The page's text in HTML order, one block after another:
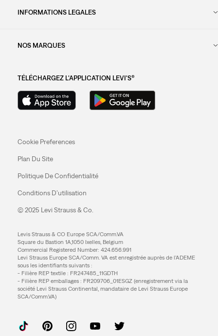
INFORMATIONS LEGALES
NOS MARQUES
TÉLÉCHARGEZ L'APPLICATION LEVI'S®
Cookie Preferences
Plan Du Site
Politique De Confidentialité
Conditions D’utilisation
© 2025 Levi Strauss & Co.
Levis Strauss & CO Europe SCA/Comm.VA
Square du Bastion 1A,1050 Ixelles, Belgium
Commercial Registered Number: 424.656.991
Levi Strauss Europe SCA/Comm. VA est enregistrée auprès de l’ADEME
sous les identifiants suivants :
- Filière REP textile : FR247485_11GDTH
- Filière REP emballages : FR209706_01ESGZ (enregistrement via la
société Levi Strauss Continental, mandataire de Levi Strauss Europe
SCA/Comm.VA)